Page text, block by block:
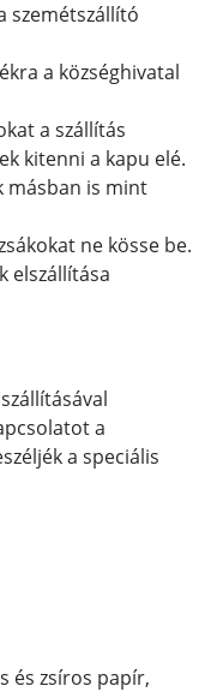
szemétszállító
a községhivatal
a szállítás
kitenni a kapu elé.
másban is mint
ne kösse be.
elszállítása
a
a speciális
és zsíros papír,